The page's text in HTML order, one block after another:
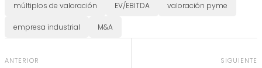
múltiplos de valoración EV/EBITDA valoración pyme
empresa industrial M&A
ANTERIOR SIGUIENTE